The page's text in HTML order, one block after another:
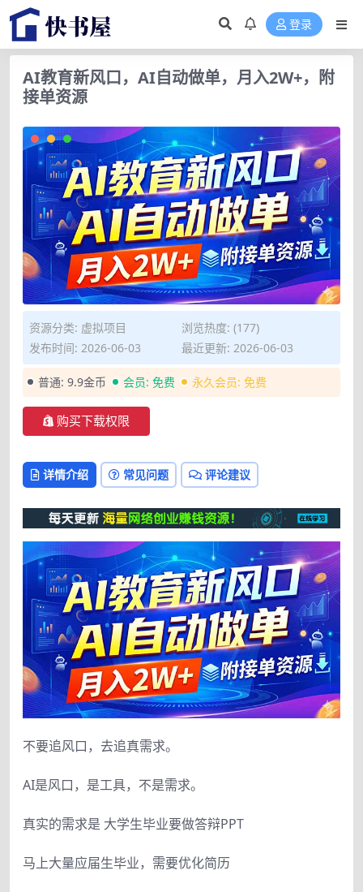
登录
AI教育新风口，AI自动做单，月入2W+，附
接单资源
资源分类: 虚拟项目
浏览热度: (177)
发布时间: 2026-06-03
最近更新: 2026-06-03
普通: 9.9金币 会员: 免费 永久会员: 免费
购买下载权限
详情介绍 常见问题 评论建议
不要追风口，去追真需求。
AI是风口，是工具，不是需求。
真实的需求是 大学生毕业要做答辩PPT
马上大量应届生毕业，需要优化简历